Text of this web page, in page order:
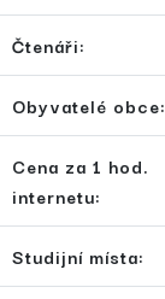
Čtenáři:
Obyvatelé obce:
Cena za 1 hod.
internetu:
Studijní místa: